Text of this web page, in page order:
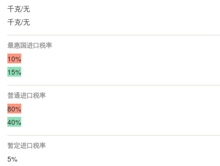
千克/无
千克/无
最惠国进口税率
10%
15%
普通进口税率
80%
40%
暂定进口税率
5%